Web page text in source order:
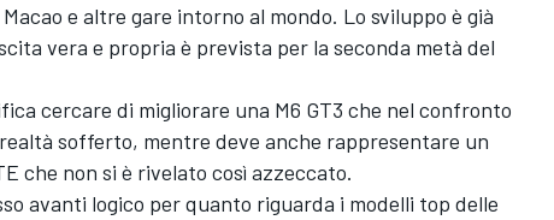
e altre gare intorno al mondo. Lo sviluppo è già
vera e propria è prevista per la seconda metà del
cercare di migliorare una M6 GT3 che nel confronto
sofferto, mentre deve anche rappresentare un
che non si è rivelato così azzeccato.
avanti logico per quanto riguarda i modelli top delle